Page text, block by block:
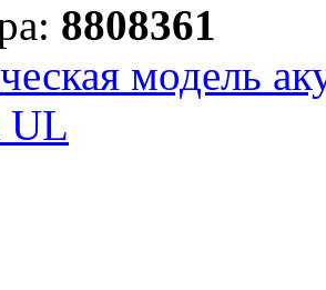
8808361
модель
UL